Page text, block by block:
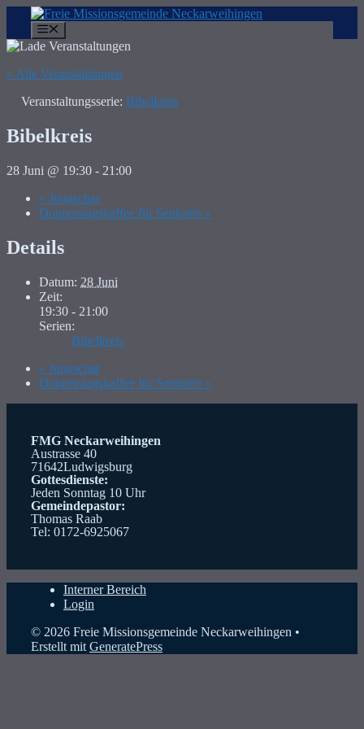
Inhalt
springen
« Alle Veranstaltungen
Veranstaltungsserie: Bibelkreis
Bibelkreis
28 Juni @ 19:30 - 21:00
« Jungschar
Donnerstagskaffee für Senioren »
Details
Datum: 28 Juni
Zeit:
19:30 - 21:00
Serien:
Bibelkreis
« Jungschar
Donnerstagskaffee für Senioren »
FMG Neckarweihingen
Austrasse 40
71642Ludwigsburg
Gottesdienste:
Jeden Sonntag 10 Uhr
Gemeindepastor:
Thomas Raab
Tel: 0172-6925067
Interner Bereich
Login
© 2026 Freie Missionsgemeinde Neckarweihingen •
Erstellt mit GeneratePress